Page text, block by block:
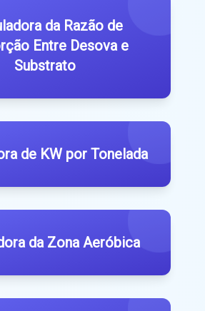
da Razão de
Entre Desova e
Substrato
de KW por Tonelada
da Zona Aeróbica